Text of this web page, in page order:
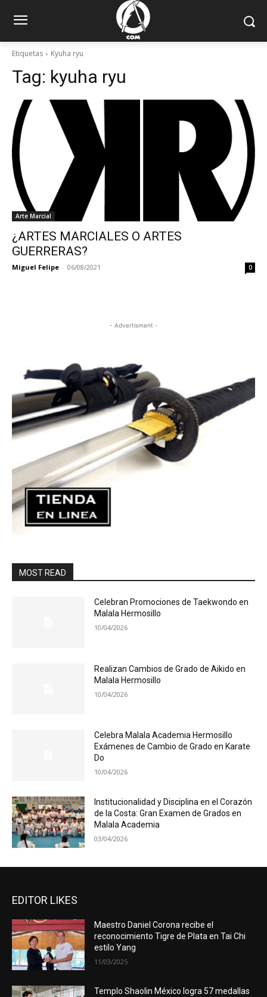
Etiquetas Kyuha ryu
Tag: kyuha ryu
Arte Marcial
¿ARTES MARCIALES O ARTES
GUERRERAS?
Miguel Felipe - 06/08/2021 0
- Advertisment -
MOST READ
Celebran Promociones de Taekwondo en
Malala Hermosillo
10/04/2026
Realizan Cambios de Grado de Aikido en
Malala Hermosillo
10/04/2026
Celebra Malala Academia Hermosillo
Exámenes de Cambio de Grado en Karate
Do
10/04/2026
Institucionalidad y Disciplina en el Corazón
de la Costa: Gran Examen de Grados en
Malala Academia
03/04/2026
EDITOR LIKES
Maestro Daniel Corona recibe el
reconocimiento Tigre de Plata en Tai Chi
estilo Yang
11/03/2025
Templo Shaolin México logra 57 medallas